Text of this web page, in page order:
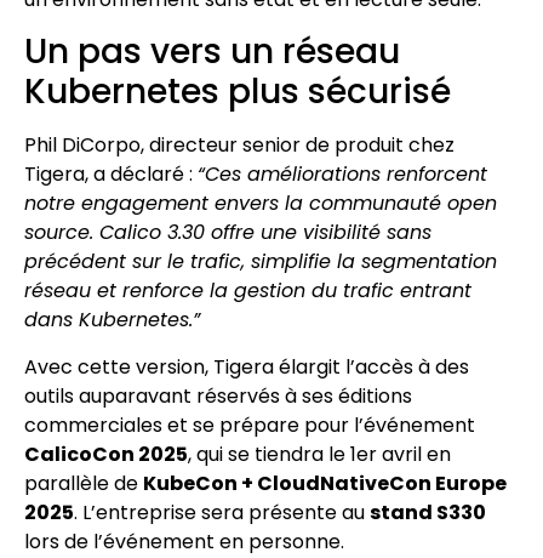
Un pas vers un réseau
Kubernetes plus sécurisé
Phil DiCorpo, directeur senior de produit chez
Tigera, a déclaré : “Ces améliorations renforcent
notre engagement envers la communauté open
source. Calico 3.30 offre une visibilité sans
précédent sur le trafic, simplifie la segmentation
réseau et renforce la gestion du trafic entrant
dans Kubernetes.”
Avec cette version, Tigera élargit l’accès à des
outils auparavant réservés à ses éditions
commerciales et se prépare pour l’événement
CalicoCon 2025, qui se tiendra le 1er avril en
parallèle de KubeCon + CloudNativeCon Europe
2025. L’entreprise sera présente austand S330
lors de l’événement en personne.